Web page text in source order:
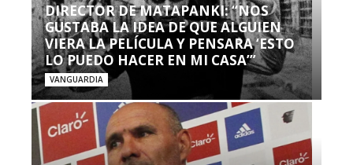
DIRECTOR DE MATAPANKI: “NOS
GUSTABA LA IDEA DE QUE ALGUIEN
VIERA LA PELÍCULA Y PENSARA ‘ESTO
LO PUEDO HACER EN MI CASA’”
VANGUARDIA